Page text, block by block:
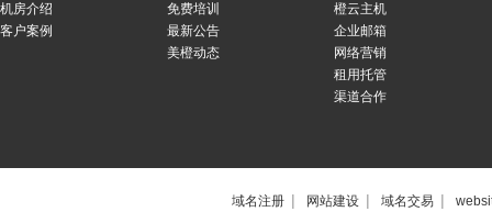
机房介绍
客户案例
免费培训
最新公告
美橙动态
橙云主机
企业邮箱
网络营销
租用托管
渠道合作
域名注册 | 网站建设 | 域名交易 |